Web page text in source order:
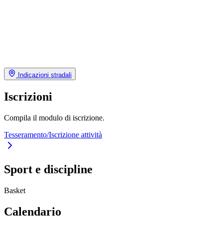
Indicazioni stradali
Iscrizioni
Compila il modulo di iscrizione.
Tesseramento/Iscrizione attività
Sport e discipline
Basket
Calendario